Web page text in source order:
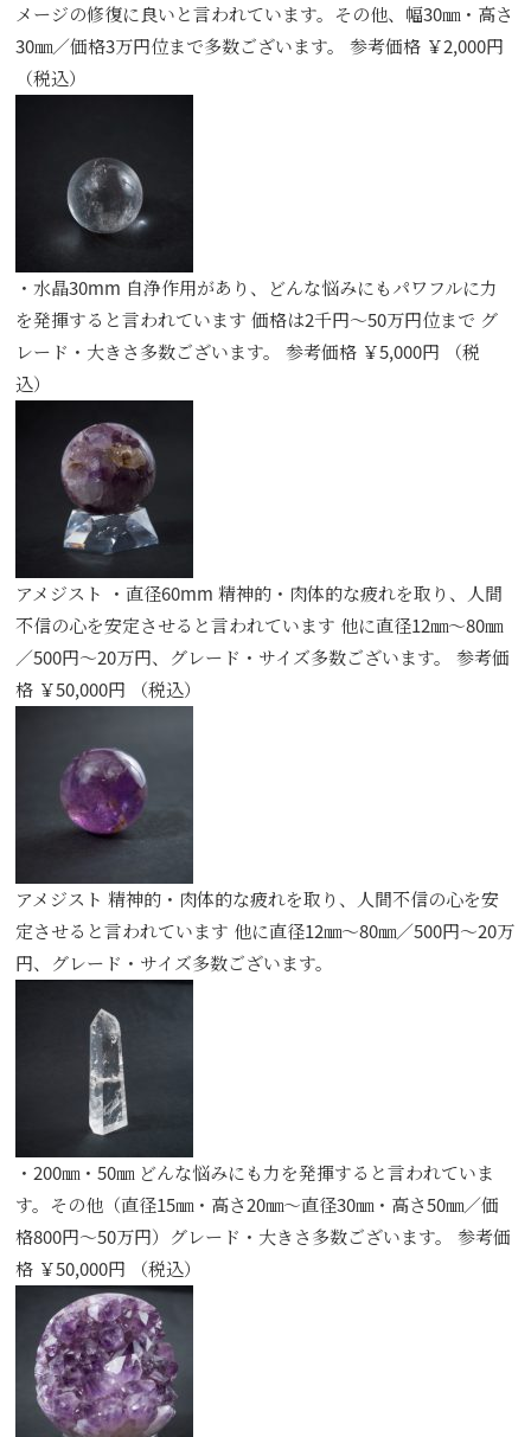
メージの修復に良いと言われています。その他、幅30㎜・高さ
30㎜／価格3万円位まで多数ございます。 参考価格 ￥2,000円
（税込）
・水晶30mm 自浄作用があり、どんな悩みにもパワフルに力
を発揮すると言われています 価格は2千円～50万円位まで グ
レード・大きさ多数ございます。 参考価格 ￥5,000円 （税
込）
アメジスト ・直径60mm 精神的・肉体的な疲れを取り、人間
不信の心を安定させると言われています 他に直径12㎜～80㎜
／500円～20万円、グレード・サイズ多数ございます。 参考価
格 ￥50,000円 （税込）
アメジスト 精神的・肉体的な疲れを取り、人間不信の心を安
定させると言われています 他に直径12㎜～80㎜／500円～20万
円、グレード・サイズ多数ございます。
・200㎜・50㎜ どんな悩みにも力を発揮すると言われていま
す。その他（直径15㎜・高さ20㎜～直径30㎜・高さ50㎜／価
格800円～50万円）グレード・大きさ多数ございます。 参考価
格 ￥50,000円 （税込）